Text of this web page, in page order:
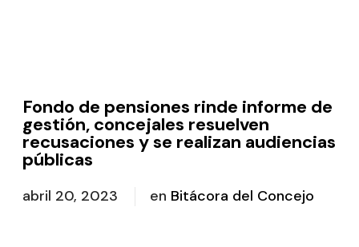
Fondo de pensiones rinde informe de
gestión, concejales resuelven
recusaciones y se realizan audiencias
públicas
abril 20, 2023 en Bitácora del Concejo